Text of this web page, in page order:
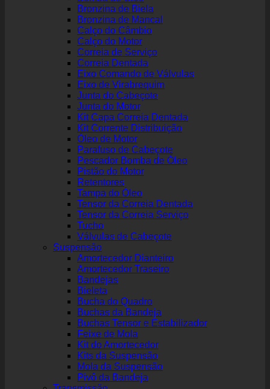
Bronzina de Biela
Bronzina de Mancal
Calço do Câmbio
Calço do Motor
Correia de Serviço
Correia Dentada
Eixo Comando de Válvulas
Eixo de Virabrequim
Junta do Cabeçote
Junta do Motor
Kit Capa Correia Dentada
Kit Corrente Distribuição
Óleo de Motor
Parafuso de Cabeçote
Pescador Bomba de Óleo
Pistão do Motor
Retentores
Tampa do Óleo
Tensor da Correia Dentada
Tensor da Correia Serviço
Tucho
Válvulas de Cabeçote
Suspensão
Amortecedor Dianteiro
Amortecedor Traseiro
Bandejas
Bieleta
Bucha do Quadro
Buchas da Bandeja
Buchas Tensor e Estabilizador
Feixe de Mola
Kit do Amortecedor
Kits da Suspensão
Mola da Suspensão
Pivô da Bandeja